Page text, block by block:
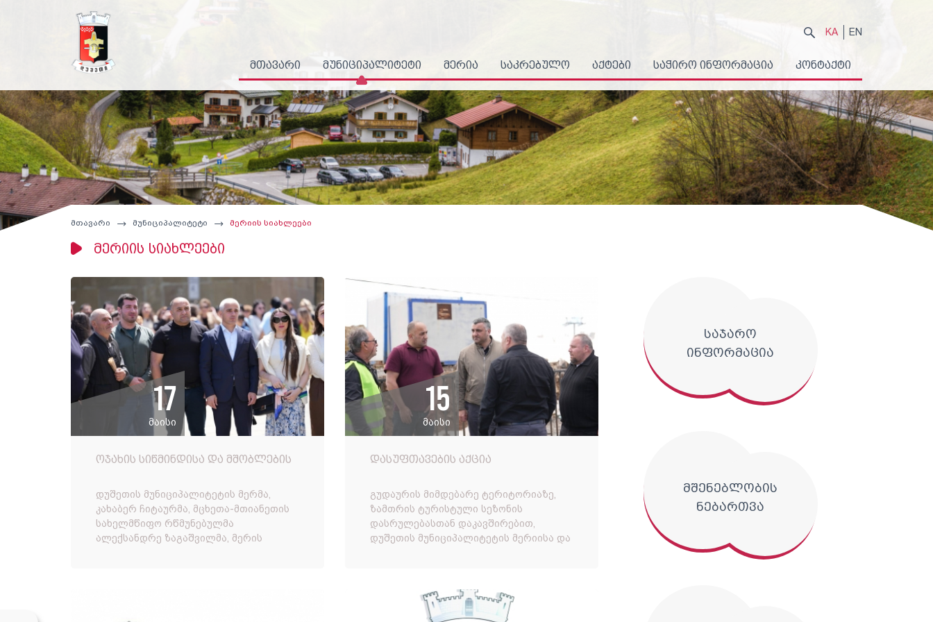
KA EN
მთავარი მუნიციპალიტეტი მერია საკრებულო აქტები საჭირო ინფორმაცია კონტაქტი
მთავარი მუნიციპალიტეტი მერიის სიახლეები
მერიის სიახლეები
17
მაისი
ოჯახის სიწმინდისა და მშობლების
დუშეთის მუნიციპალიტეტის მერმა,
კახაბერ ჩიტაურმა, მცხეთა-მთიანეთის
სახელმწიფო რწმუნებულმა
ალექსანდრე ზაგაშვილმა, მერის
15
მაისი
დასუფთავების აქცია
გუდაურის მიმდებარე ტერიტორიაზე,
ზამთრის ტურისტული სეზონის
დასრულებასთან დაკავშირებით,
დუშეთის მუნიციპალიტეტის მერიისა და
საჯარო
ინფორმაცია
მშენებლობის
ნებართვა